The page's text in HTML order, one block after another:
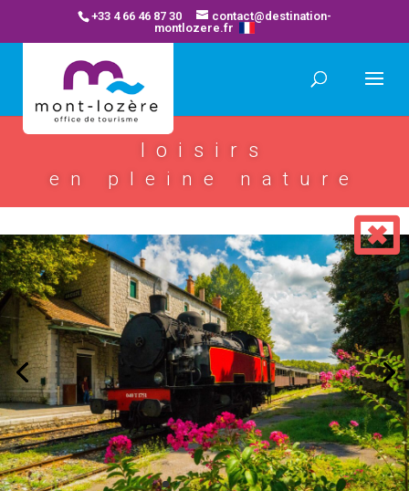
+33 4 66 46 87 30
contact@destination-
montlozere.fr
loisirs
en pleine nature